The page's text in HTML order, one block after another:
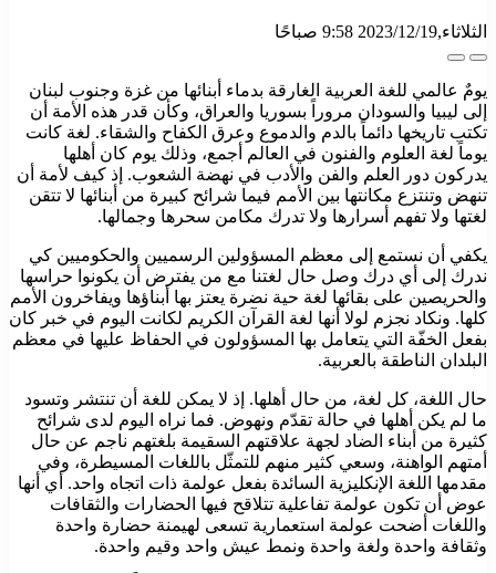
الثلاثاء,2023/12/19 9:58 صباحًا
يومٌ عالمي للغة العربية الغارقة بدماء أبنائها من غزة وجنوب لبنان
إلى ليبيا والسودان مروراً بسوريا والعراق، وكأن قدر هذه الأمة أن
تكتب تاريخها دائماً بالدم والدموع وعرق الكفاح والشقاء. لغة كانت
يوماً لغة العلوم والفنون في العالم أجمع، وذلك يوم كان أهلها
يدركون دور العلم والفن والأدب في نهضة الشعوب. إذ كيف لأمة أن
تنهض وتنتزع مكانتها بين الأمم فيما شرائح كبيرة من أبنائها لا تتقن
لغتها ولا تفهم أسرارها ولا تدرك مكامن سحرها وجمالها.
يكفي أن نستمع إلى معظم المسؤولين الرسميين والحكوميين كي
ندرك إلى أي درك وصل حال لغتنا مع من يفترض أن يكونوا حراسها
والحريصين على بقائها لغة حية نضرة يعتز بها أبناؤها ويفاخرون الأمم
كلها. ونكاد نجزم لولا أنها لغة القرآن الكريم لكانت اليوم في خبر كان
بفعل الخفّة التي يتعامل بها المسؤولون في الحفاظ عليها في معظم
البلدان الناطقة بالعربية.
حال اللغة، كل لغة، من حال أهلها. إذ لا يمكن للغة أن تنتشر وتسود
ما لم يكن أهلها في حالة تقدّم ونهوض. فما نراه اليوم لدى شرائح
كثيرة من أبناء الضاد لجهة علاقتهم السقيمة بلغتهم ناجم عن حال
أمتهم الواهنة، وسعي كثير منهم للتمثّل باللغات المسيطرة، وفي
مقدمها اللغة الإنكليزية السائدة بفعل عولمة ذات اتجاه واحد. أي أنها
عوض أن تكون عولمة تفاعلية تتلاقح فيها الحضارات والثقافات
واللغات أضحت عولمة استعمارية تسعى لهيمنة حضارة واحدة
وثقافة واحدة ولغة واحدة ونمط عيش واحد وقيم واحدة.